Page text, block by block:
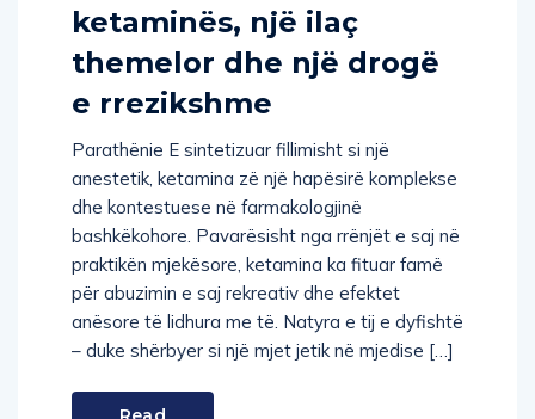
ketaminës, një ilaç
themelor dhe një drogë
e rrezikshme
Parathënie E sintetizuar fillimisht si një
anestetik, ketamina zë një hapësirë komplekse
dhe kontestuese në farmakologjinë
bashkëkohore. Pavarësisht nga rrënjët e saj në
praktikën mjekësore, ketamina ka fituar famë
për abuzimin e saj rekreativ dhe efektet
anësore të lidhura me të. Natyra e tij e dyfishtë
– duke shërbyer si një mjet jetik në mjedise […]